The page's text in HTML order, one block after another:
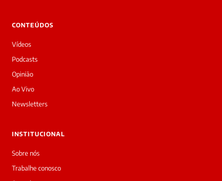
CONTEÚDOS
Vídeos
Podcasts
Opinião
Ao Vivo
Newsletters
INSTITUCIONAL
Sobre nós
Trabalhe conosco